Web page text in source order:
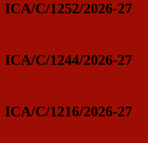
ICA/C/1252/2026-27
ICA/C/1244/2026-27
ICA/C/1216/2026-27